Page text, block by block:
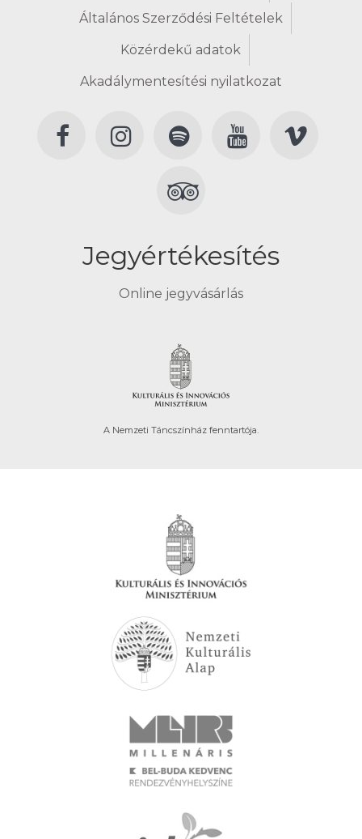
Általános Szerződési Feltételek
Közérdekű adatok
Akadálymentesítési nyilatkozat
Jegyértékesítés
Online jegyvásárlás
A Nemzeti Táncszínház fenntartója.